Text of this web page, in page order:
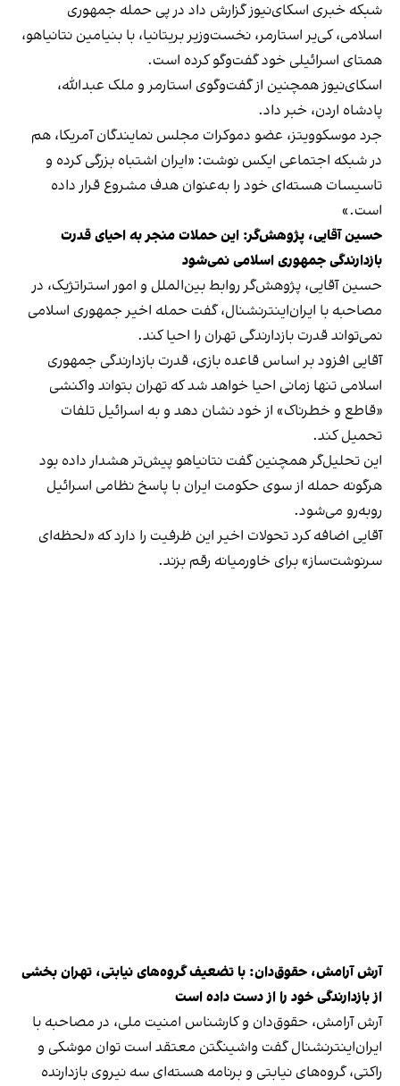
شبکه خبری اسکای‌نیوز گزارش داد در پی حمله جمهوری
اسلامی، کی‌یر استارمر، نخست‌وزیر بریتانیا، با بنیامین نتانیاهو،
همتای اسرائیلی خود گفت‌وگو کرده است.
اسکای‌نیوز همچنین از گفت‌وگوی استارمر و ملک عبدالله،
پادشاه اردن، خبر داد.
جرد موسکوویتز، عضو دموکرات مجلس نمایندگان آمریکا، هم
در شبکه اجتماعی ایکس نوشت: «ایران اشتباه بزرگی کرده و
تاسیسات هسته‌ای خود را به‌عنوان هدف مشروع قرار داده
است.»
حسین آقایی، پژوهش‌گر: این حملات منجر به احیای قدرت
بازدارندگی جمهوری اسلامی نمی‌شود
حسین آقایی، پژوهش‌گر روابط بین‌الملل و امور استراتژیک، در
مصاحبه با ایران‌اینترنشنال، گفت حمله اخیر جمهوری اسلامی
نمی‌تواند قدرت بازدارندگی تهران را احیا کند.
آقایی افزود بر اساس قاعده بازی، قدرت بازدارندگی جمهوری
اسلامی تنها زمانی احیا خواهد شد که تهران بتواند واکنشی
«قاطع و خطرناک» از خود نشان دهد و به اسرائیل تلفات
تحمیل کند.
این تحلیل‌گر همچنین گفت نتانیاهو پیش‌تر هشدار داده بود
هرگونه حمله از سوی حکومت ایران با پاسخ نظامی اسرائیل
روبه‎‌رو می‌شود.
آقایی اضافه کرد تحولات اخیر این ظرفیت را دارد که «لحظه‌ای
سرنوشت‌ساز» برای خاورمیانه رقم بزند.
آرش آرامش، حقوق‌دان: با تضعیف گروه‌های نیابتی، تهران بخشی
از بازدارندگی خود را از دست داده است
آرش آرامش، حقوق‌دان و کارشناس امنیت ملی، در مصاحبه با
ایران‌اینترنشنال گفت واشینگتن معتقد است توان موشکی و
راکتی، گروه‌های نیابتی و برنامه هسته‌ای سه نیروی بازدارنده